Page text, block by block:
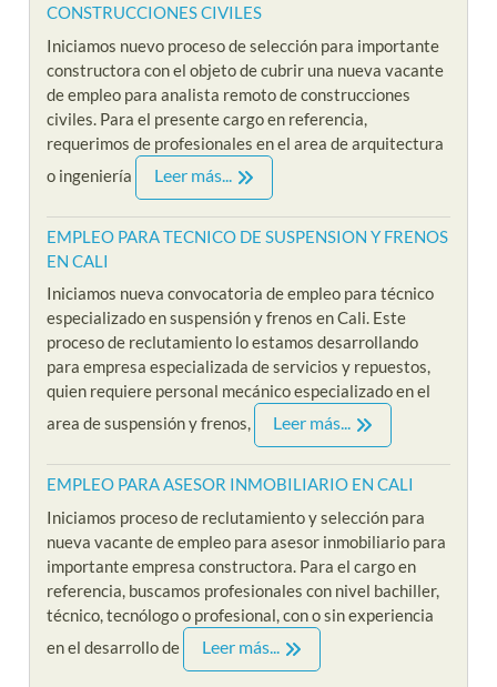
CONSTRUCCIONES CIVILES
Iniciamos nuevo proceso de selección para importante
constructora con el objeto de cubrir una nueva vacante
de empleo para analista remoto de construcciones
civiles. Para el presente cargo en referencia,
requerimos de profesionales en el area de arquitectura
o ingeniería
Leer más...
EMPLEO PARA TECNICO DE SUSPENSION Y FRENOS
EN CALI
Iniciamos nueva convocatoria de empleo para técnico
especializado en suspensión y frenos en Cali. Este
proceso de reclutamiento lo estamos desarrollando
para empresa especializada de servicios y repuestos,
quien requiere personal mecánico especializado en el
area de suspensión y frenos,
Leer más...
EMPLEO PARA ASESOR INMOBILIARIO EN CALI
Iniciamos proceso de reclutamiento y selección para
nueva vacante de empleo para asesor inmobiliario para
importante empresa constructora. Para el cargo en
referencia, buscamos profesionales con nivel bachiller,
técnico, tecnólogo o profesional, con o sin experiencia
en el desarrollo de
Leer más...